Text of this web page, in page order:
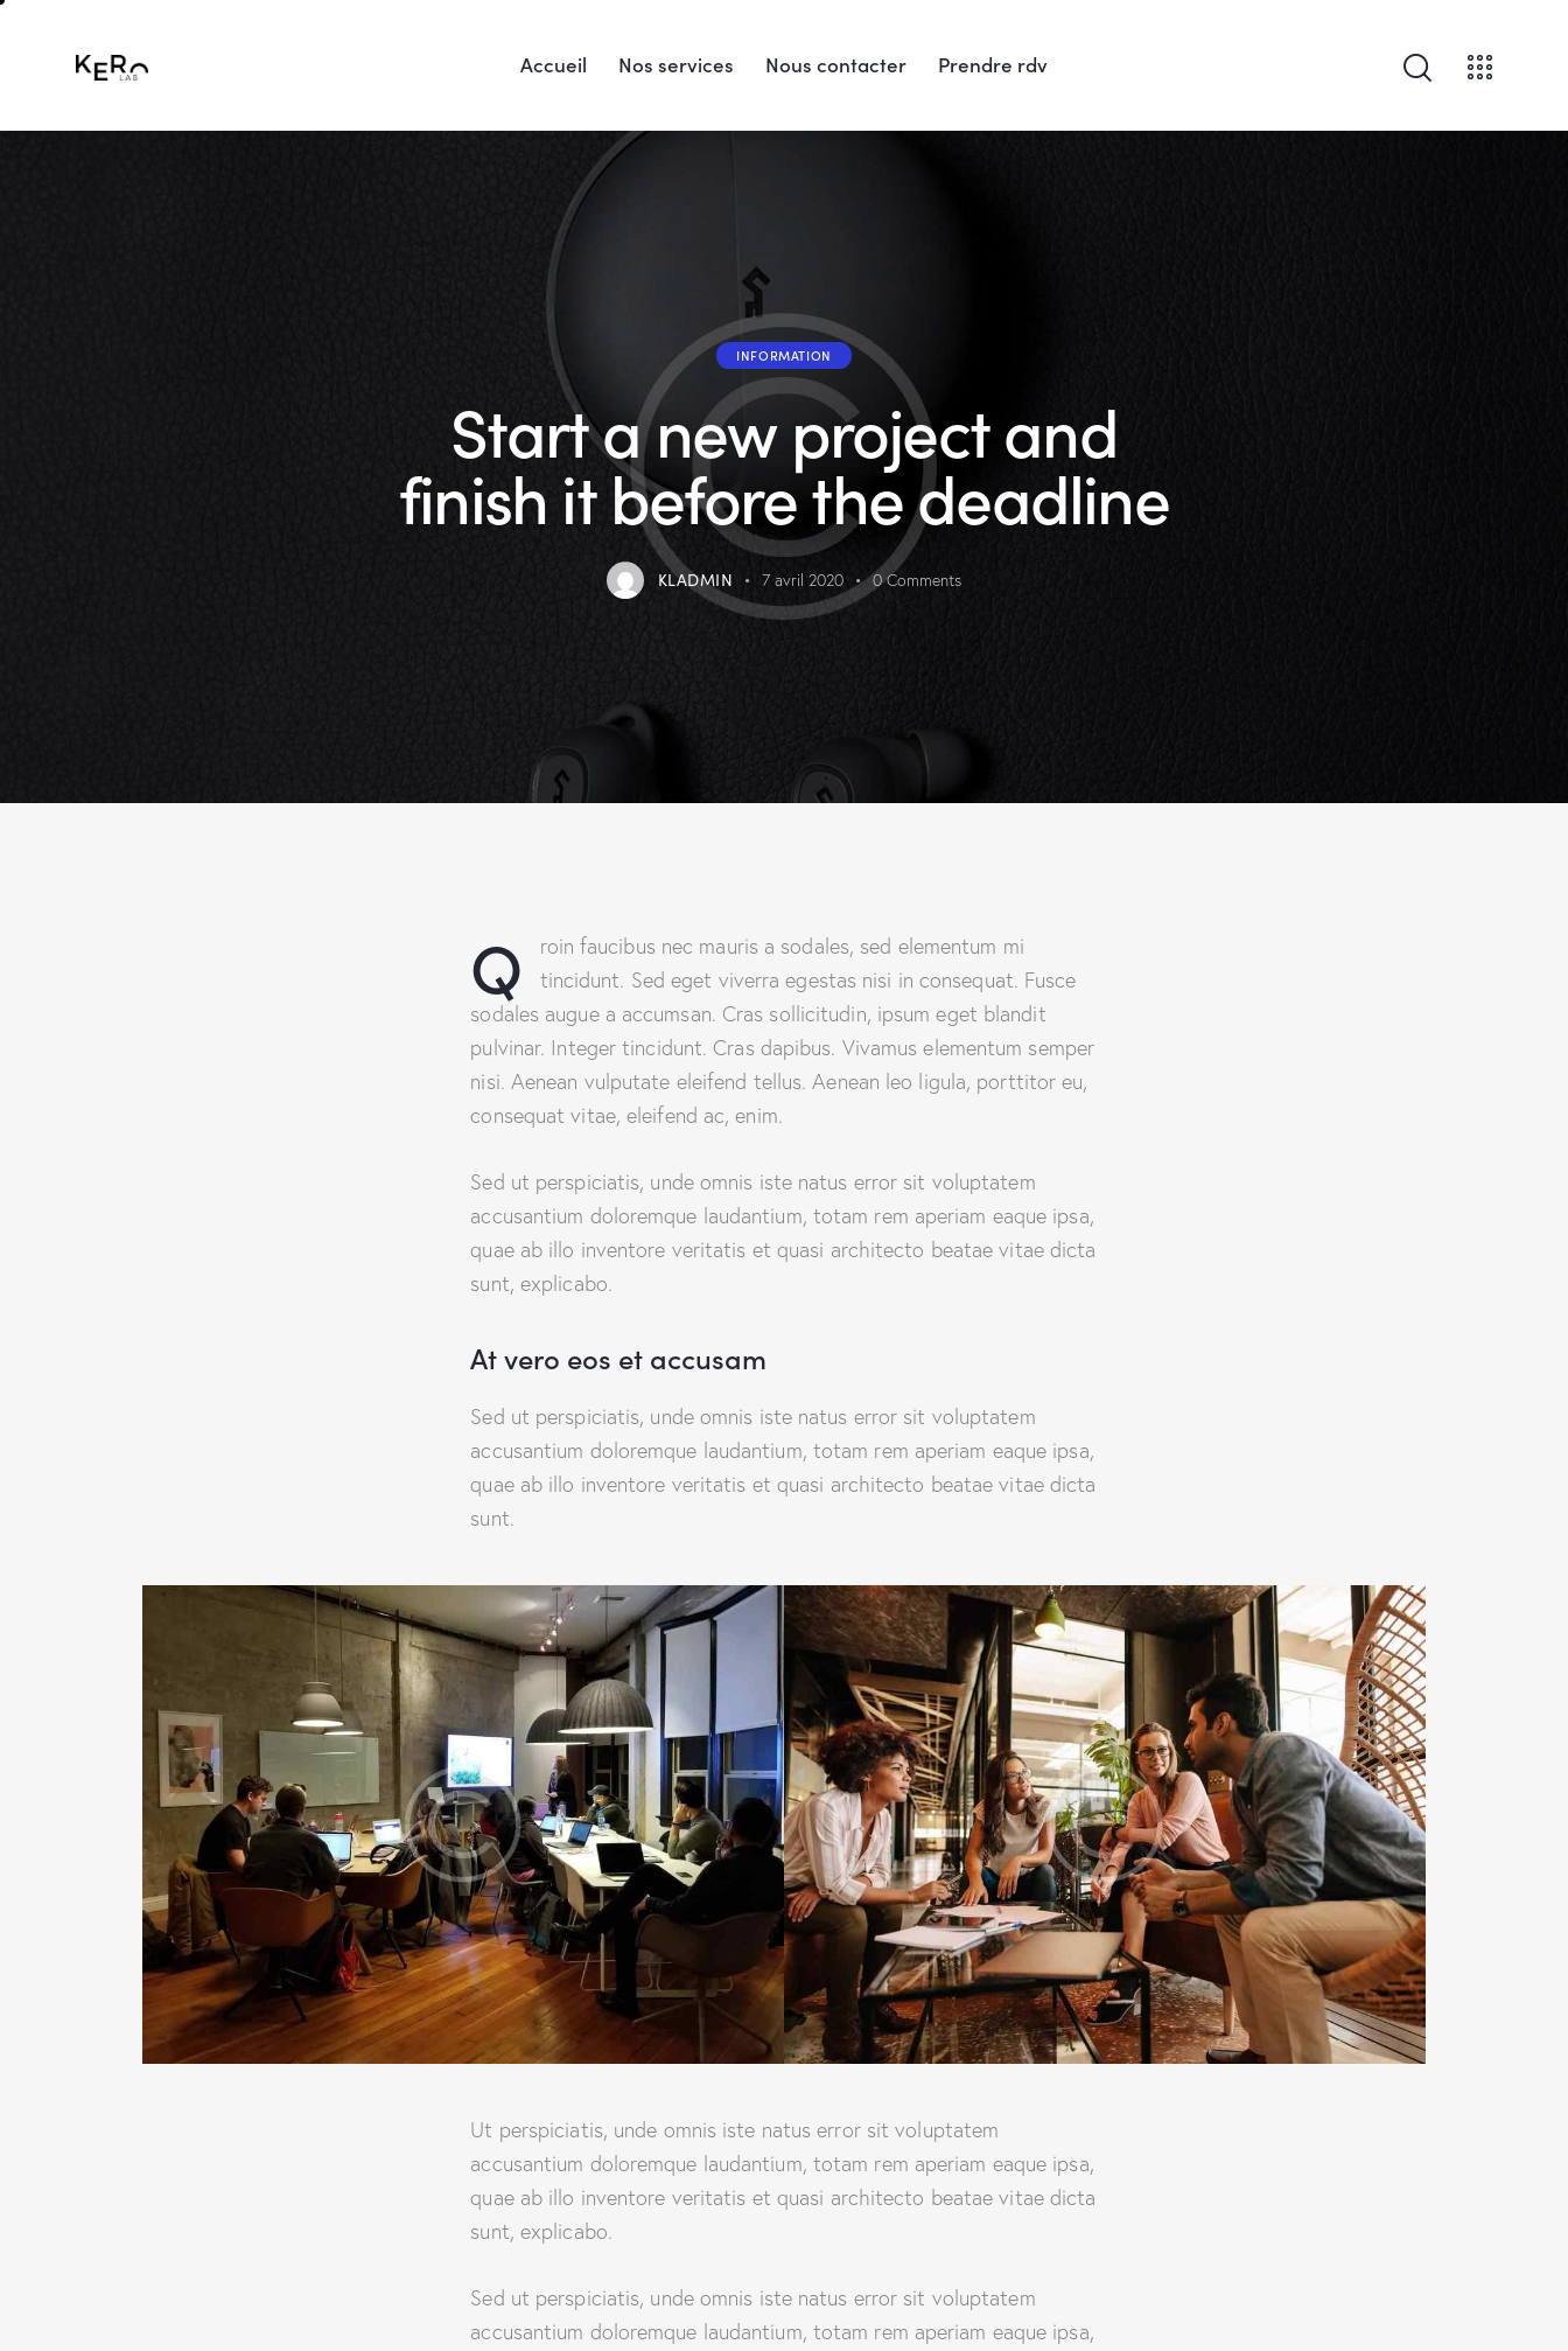
Accueil Nos services Nous contacter Prendre rdv
INFORMATION
Start a new project and
finish it before the deadline
KLADMIN 7 avril 2020 0 Comments
Q
roin faucibus nec mauris a sodales, sed elementum mi
tincidunt. Sed eget viverra egestas nisi in consequat. Fusce
sodales augue a accumsan. Cras sollicitudin, ipsum eget blandit
pulvinar. Integer tincidunt. Cras dapibus. Vivamus elementum semper
nisi. Aenean vulputate eleifend tellus. Aenean leo ligula, porttitor eu,
consequat vitae, eleifend ac, enim.
Sed ut perspiciatis, unde omnis iste natus error sit voluptatem
accusantium doloremque laudantium, totam rem aperiam eaque ipsa,
quae ab illo inventore veritatis et quasi architecto beatae vitae dicta
sunt, explicabo.
At vero eos et accusam
Sed ut perspiciatis, unde omnis iste natus error sit voluptatem
accusantium doloremque laudantium, totam rem aperiam eaque ipsa,
quae ab illo inventore veritatis et quasi architecto beatae vitae dicta
sunt.
Ut perspiciatis, unde omnis iste natus error sit voluptatem
accusantium doloremque laudantium, totam rem aperiam eaque ipsa,
quae ab illo inventore veritatis et quasi architecto beatae vitae dicta
sunt, explicabo.
Sed ut perspiciatis, unde omnis iste natus error sit voluptatem
accusantium doloremque laudantium, totam rem aperiam eaque ipsa,